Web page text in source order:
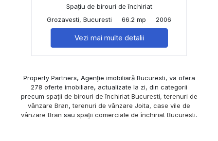
Spațiu de birouri de închiriat
Grozavesti, Bucuresti
66.2 mp 2006
Vezi mai multe detalii
Property Partners, Agenție imobiliară Bucuresti, va ofera
278 oferte imobiliare, actualizate la zi, din categorii
precum spații de birouri de închiriat Bucuresti,terenuri de
vânzare Bran,terenuri de vânzare Joita, case vile de
vânzare Bran sau spații comerciale de închiriat Bucuresti.